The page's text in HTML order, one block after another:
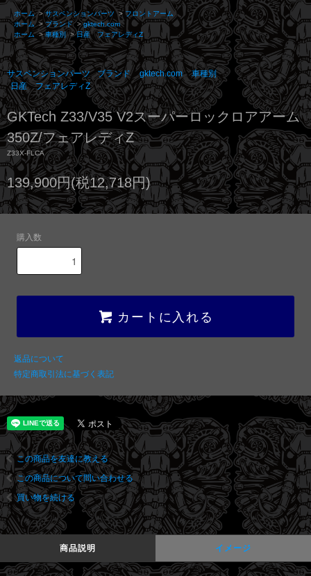
ホーム >サスペンションパーツ > フロントアーム
ホーム >ブランド >gktech.com
ホーム >車種別 >日産 フェアレディZ
サスペンションパーツ ブランド gktech.com
車種別
日産 フェアレディZ
GKTech Z33/V35 V2スーパーロックロアアーム
350Z/フェアレディZ
Z33X-FLCA
139,900円(税12,718円)
購入数
カートに入れる
返品について
特定商取引法に基づく表記
この商品を友達に教える
この商品について問い合わせる
買い物を続ける
商品説明 イメージ